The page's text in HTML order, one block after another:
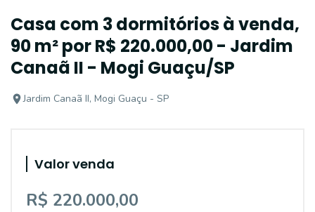
Casa com 3 dormitórios à venda,
90 m² por R$ 220.000,00 - Jardim
Canaã II - Mogi Guaçu/SP
Jardim Canaã II, Mogi Guaçu - SP
Valor venda
R$ 220.000,00